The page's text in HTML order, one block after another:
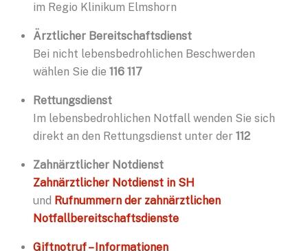
im Regio Klinikum Elmshorn
Ärztlicher Bereitschaftsdienst
Bei nicht lebensbedrohlichen Beschwerden
wählen Sie die 116 117
Rettungsdienst
Im lebensbedrohlichen Notfall wenden Sie sich
direkt an den Rettungsdienst unter der 112
Zahnärztlicher Notdienst
Zahnärztlicher Notdienst in SH
und Rufnummern der zahnärztlichen
Notfallbereitschaftsdienste
Giftnotruf – Informationen